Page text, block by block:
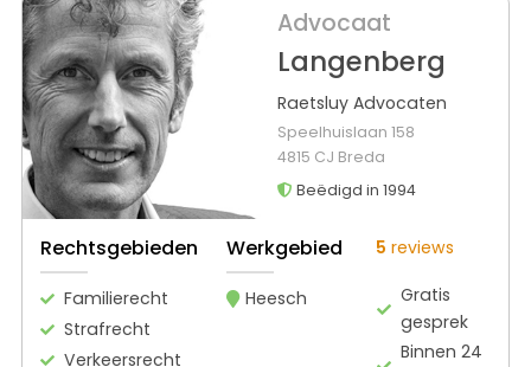
Advocaat
Langenberg
Raetsluy Advocaten
Speelhuislaan 158
4815 CJ Breda
Beëdigd in 1994
Rechtsgebieden
Familierecht
Strafrecht
Verkeersrecht
Werkgebied
Heesch
5 reviews
Gratis
gesprek
Binnen 24